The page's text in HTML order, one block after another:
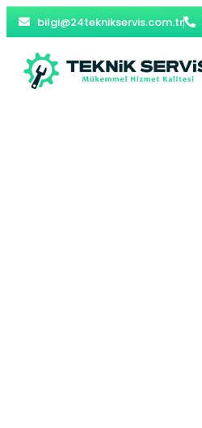
bilgi@24teknikservis.com.tr